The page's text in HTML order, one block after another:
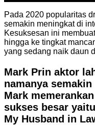
Pada 2020 popularitas
semakin meningkat di
Kesuksesan ini
hingga ke tingkat
yang sedang naik daun
Mark Prin aktor
namanya
Mark
sukses besar
My Husband in